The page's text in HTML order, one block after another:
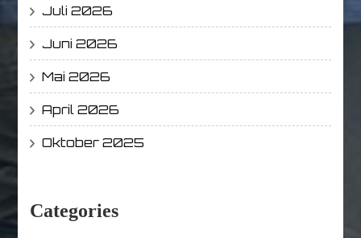
Juli 2026
Juni 2026
Mai 2026
April 2026
Oktober 2025
Categories